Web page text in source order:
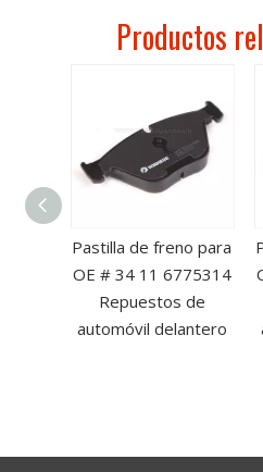
Productos
Pastilla de freno para
OE # 34 11 6775314
Repuestos de
automóvil delantero